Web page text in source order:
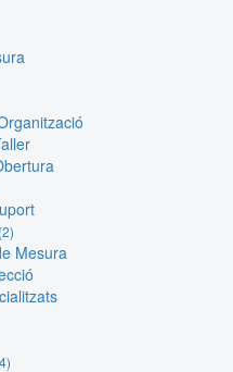
(2)
Mesura